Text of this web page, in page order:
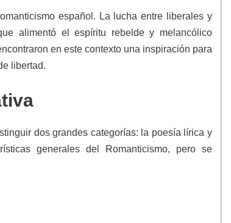
español. La lucha entre liberales y
alimentó el espíritu rebelde y melancólico
en este contexto una inspiración para
libertad.
dos grandes categorías: la poesía lírica y
generales del Romanticismo, pero se